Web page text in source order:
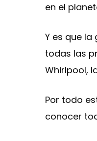
en el
Y es que
todas las
Whirlpool,
Por todo
conocer